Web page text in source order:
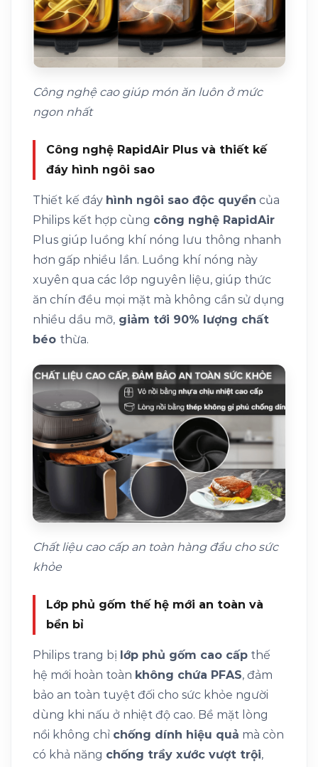
Công nghệ cao giúp món ăn luôn ở mức
ngon nhất
Công nghệ RapidAir Plus và thiết kế
đáy hình ngôi sao
Thiết kế đáy hình ngôi sao độc quyền của
Philips kết hợp cùng công nghệ RapidAir
Plus giúp luồng khí nóng lưu thông nhanh
hơn gấp nhiều lần. Luồng khí nóng này
xuyên qua các lớp nguyên liệu, giúp thức
ăn chín đều mọi mặt mà không cần sử dụng
nhiều dầu mỡ, giảm tới 90% lượng chất
béo thừa.
Chất liệu cao cấp an toàn hàng đầu cho sức
khỏe
Lớp phủ gốm thế hệ mới an toàn và
bền bỉ
Philips trang bị lớp phủ gốm cao cấp thế
hệ mới hoàn toàn không chứa PFAS, đảm
bảo an toàn tuyệt đối cho sức khỏe người
dùng khi nấu ở nhiệt độ cao. Bề mặt lòng
nồi không chỉ chống dính hiệu quả mà còn
có khả năng chống trầy xước vượt trội,